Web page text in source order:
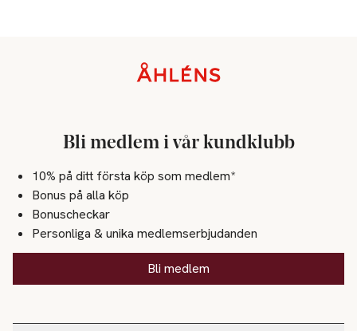
Bli medlem i vår kundklubb
10% på ditt första köp som medlem*
Bonus på alla köp
Bonuscheckar
Personliga & unika medlemserbjudanden
Bli medlem